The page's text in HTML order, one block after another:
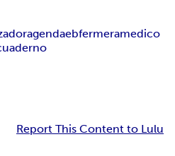
agendaebfermeramedico
Report This Content to Lulu